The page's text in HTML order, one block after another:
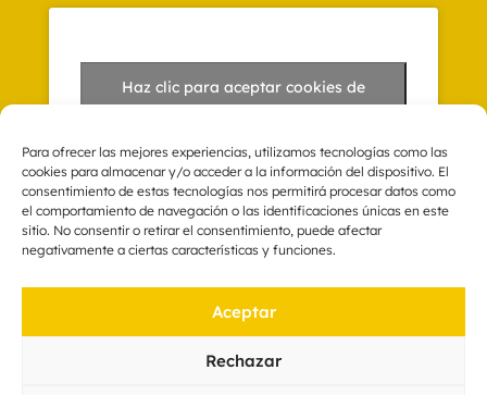
Para ofrecer las mejores experiencias, utilizamos tecnologías como las
cookies para almacenar y/o acceder a la información del dispositivo. El
consentimiento de estas tecnologías nos permitirá procesar datos como
el comportamiento de navegación o las identificaciones únicas en este
sitio. No consentir o retirar el consentimiento, puede afectar
negativamente a ciertas características y funciones.
Aceptar
Rechazar
Haz clic para aceptar cookies de
Textos Legales
Aviso Legal
Política de privacidad